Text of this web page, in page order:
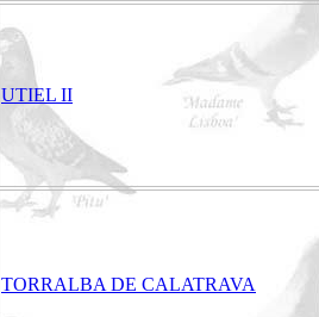
UTIEL II
TORRALBA DE CALATRAVA